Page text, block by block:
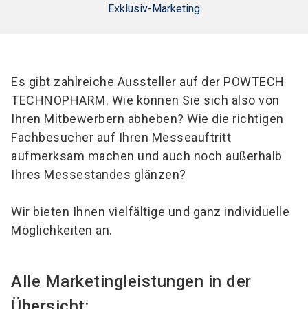
Exklusiv-Marketing
Es gibt zahlreiche Aussteller auf der POWTECH
TECHNOPHARM. Wie können Sie sich also von
Ihren Mitbewerbern abheben? Wie die richtigen
Fachbesucher auf Ihren Messeauftritt
aufmerksam machen und auch noch außerhalb
Ihres Messestandes glänzen?
Wir bieten Ihnen vielfältige und ganz individuelle
Möglichkeiten an.
Alle Marketingleistungen in der